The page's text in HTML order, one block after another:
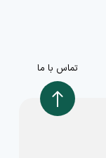
تماس با ما